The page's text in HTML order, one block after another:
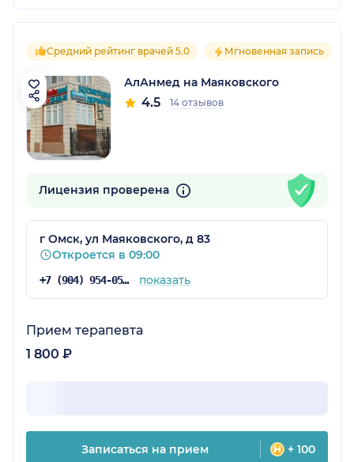
Средний рейтинг врачей 5.0 Мгновенная запись
АлАнмед на Маяковского
4.5 14 отзывов
Лицензия проверена
г Омск, ул Маяковского, д 83
Откроется в 09:00
+7 (904) 954-05-79 показать
Прием терапевта
1 800 ₽
Записаться на прием + 100